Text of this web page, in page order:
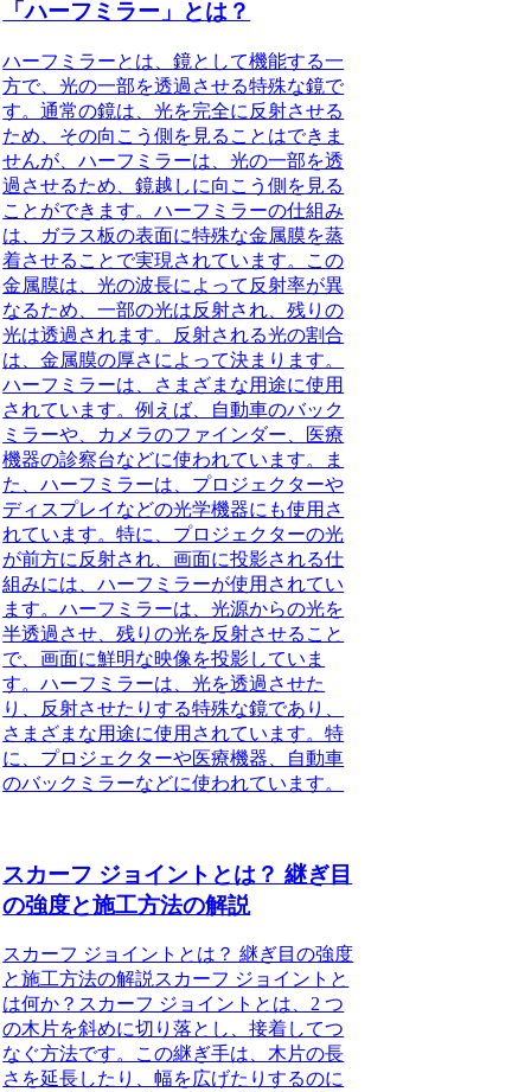
「ハーフミラー」とは？
ハーフミラーとは、鏡として機能する一
方で、光の一部を透過させる特殊な鏡で
す。通常の鏡は、光を完全に反射させる
ため、その向こう側を見ることはできま
せんが、ハーフミラーは、光の一部を透
過させるため、鏡越しに向こう側を見る
ことができます。ハーフミラーの仕組み
は、ガラス板の表面に特殊な金属膜を蒸
着させることで実現されています。この
金属膜は、光の波長によって反射率が異
なるため、一部の光は反射され、残りの
光は透過されます。反射される光の割合
は、金属膜の厚さによって決まります。
ハーフミラーは、さまざまな用途に使用
されています。例えば、自動車のバック
ミラーや、カメラのファインダー、医療
機器の診察台などに使われています。ま
た、ハーフミラーは、プロジェクターや
ディスプレイなどの光学機器にも使用さ
れています。特に、プロジェクターの光
が前方に反射され、画面に投影される仕
組みには、ハーフミラーが使用されてい
ます。ハーフミラーは、光源からの光を
半透過させ、残りの光を反射させること
で、画面に鮮明な映像を投影していま
す。ハーフミラーは、光を透過させた
り、反射させたりする特殊な鏡であり、
さまざまな用途に使用されています。特
に、プロジェクターや医療機器、自動車
のバックミラーなどに使われています。
スカーフ ジョイントとは？ 継ぎ目
の強度と施工方法の解説
スカーフ ジョイントとは？ 継ぎ目の強度
と施工方法の解説スカーフ ジョイントと
は何か？スカーフ ジョイントとは、2 つ
の木片を斜めに切り落とし、接着してつ
なぐ方法です。この継ぎ手は、木片の長
さを延長したり、幅を広げたりするのに